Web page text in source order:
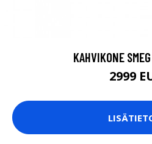
KAHVIKONE
2999